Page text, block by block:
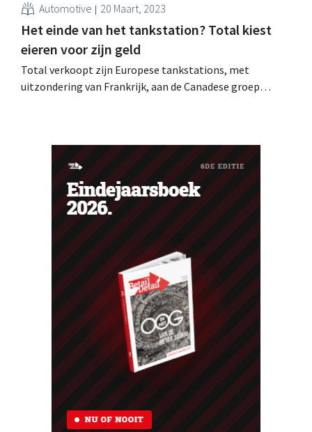
Automotive 20 Maart, 2023
Het einde van het tankstation? Total kiest
eieren voor zijn geld
Total verkoopt zijn Europese tankstations, met
uitzondering van Frankrijk, aan de Canadese groep